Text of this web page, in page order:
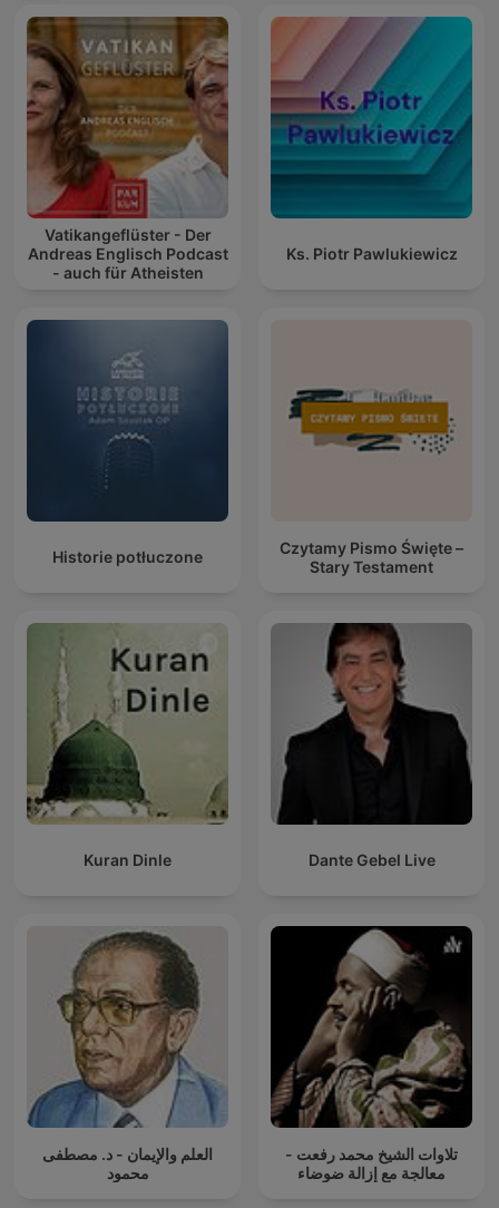
Vatikangeflüster - Der
Andreas Englisch Podcast
- auch für Atheisten
Ks. Piotr Pawlukiewicz
Historie potłuczone
Czytamy Pismo Święte –
Stary Testament
Kuran Dinle Dante Gebel Live
العلم والإيمان - د. مصطفى
محمود
تلاوات الشيخ محمد رفعت -
معالجة مع إزالة ضوضاء